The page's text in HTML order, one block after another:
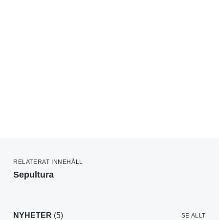
RELATERAT INNEHÅLL
Sepultura
NYHETER (5) SE ALLT